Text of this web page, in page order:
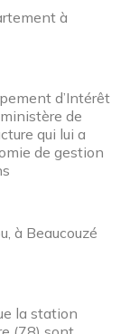
à
d’Intérêt
de
qui lui a
de gestion
à Beaucouzé
la station